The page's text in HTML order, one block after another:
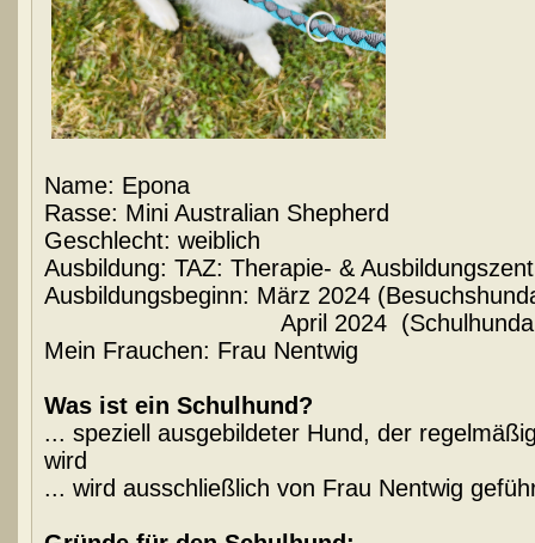
Name: Epona
Rasse: Mini Australian Shepherd
Geschlecht: weiblich
Ausbildung: TAZ: Therapie- &
Ausbildungsbeginn: März 2024
April 2024
Mein Frauchen: Frau Nentwig
Was ist ein Schulhund?
... speziell ausgebildeter Hund, der
wird
... wird ausschließlich von Frau Nentwig